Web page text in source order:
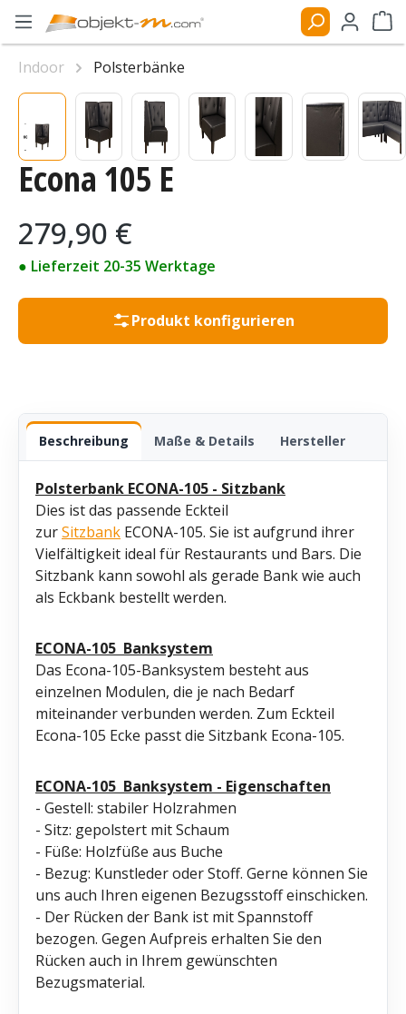
Zum Hauptinhalt springen
Econa 105 E
Regulärer Preis:
279,90 €
● Lieferzeit 20-35 Werktage
Produkt konfigurieren
Beschreibung Maße & Details Hersteller
Polsterbank ECONA-105 - Sitzbank
Dies ist das passende Eckteil
zurSitzbank ECONA-105. Sie ist aufgrund ihrer
Vielfältigkeit ideal für Restaurants und Bars. Die
Sitzbank kann sowohl als gerade Bank wie auch
als Eckbank bestellt werden.
ECONA-105 Banksystem
Das Econa-105-Banksystem besteht aus
einzelnen Modulen, die je nach Bedarf
miteinander verbunden werden. Zum Eckteil
Econa-105 Ecke passt die Sitzbank Econa-105.
ECONA-105 Banksystem - Eigenschaften
- Gestell: stabiler Holzrahmen
- Sitz: gepolstert mit Schaum
- Füße: Holzfüße aus Buche
- Bezug: Kunstleder oder Stoff. Gerne können Sie
uns auch Ihren eigenen Bezugsstoff einschicken.
- Der Rücken der Bank ist mit Spannstoff
bezogen. Gegen Aufpreis erhalten Sie den
Rücken auch in Ihrem gewünschten
Bezugsmaterial.
Indoor
Polsterbänke
Bildergalerie überspringen